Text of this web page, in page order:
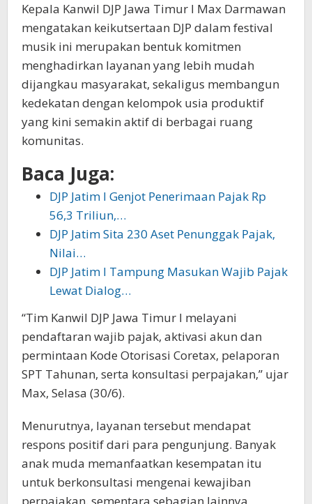
Kepala Kanwil DJP Jawa Timur I Max Darmawan
mengatakan keikutsertaan DJP dalam festival
musik ini merupakan bentuk komitmen
menghadirkan layanan yang lebih mudah
dijangkau masyarakat, sekaligus membangun
kedekatan dengan kelompok usia produktif
yang kini semakin aktif di berbagai ruang
komunitas.
Baca Juga:
DJP Jatim I Genjot Penerimaan Pajak Rp
56,3 Triliun,…
DJP Jatim Sita 230 Aset Penunggak Pajak,
Nilai…
DJP Jatim I Tampung Masukan Wajib Pajak
Lewat Dialog…
“Tim Kanwil DJP Jawa Timur I melayani
pendaftaran wajib pajak, aktivasi akun dan
permintaan Kode Otorisasi Coretax, pelaporan
SPT Tahunan, serta konsultasi perpajakan,” ujar
Max, Selasa (30/6).
Menurutnya, layanan tersebut mendapat
respons positif dari para pengunjung. Banyak
anak muda memanfaatkan kesempatan itu
untuk berkonsultasi mengenai kewajiban
perpajakan, sementara sebagian lainnya